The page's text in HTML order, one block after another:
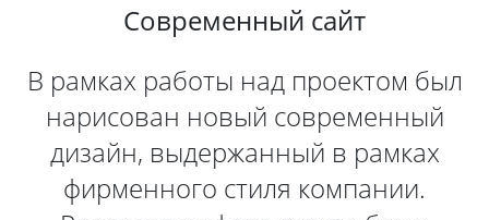
Современный сайт
В рамках работы над проектом был
нарисован новый современный
дизайн, выдержанный в рамках
фирменного стиля компании.